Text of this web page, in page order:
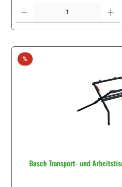
%Rabatt
Bosch Transport- und